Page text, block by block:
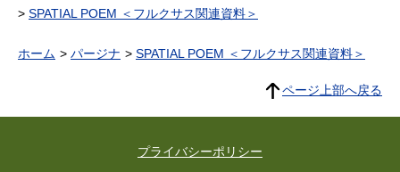
SPATIAL POEM ＜フルクサス関連資料＞
ホーム パージナ SPATIAL POEM ＜フルクサス関連資料＞
ページ上部へ戻る
プライバシーポリシー